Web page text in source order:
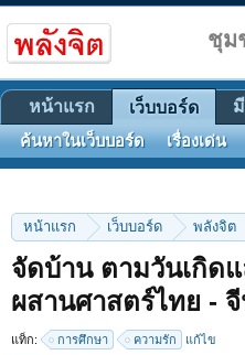
หน้าแรก เว็บบอร์ด พลังจิต
จัดบ้าน ตามวันเกิด
ผสานศาสตร์ไทย -
แท็ก: การศึกษา ความรัก แก้ไข
1 2 ถัดไป >
ชุม
หน้าแรก เว็บบอร์ด
ค้นหาในเว็บบอร์ด เรื่องเด่น